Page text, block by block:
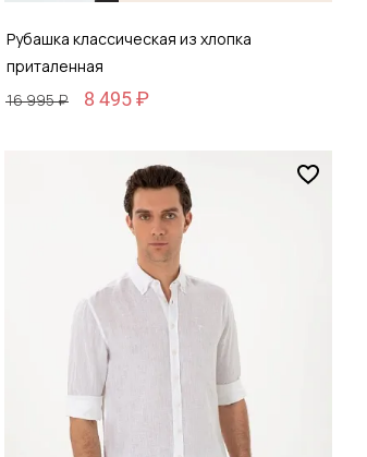
Рубашка классическая из хлопка
приталенная
16 995 ₽
8 495 ₽
Добавить в корзину